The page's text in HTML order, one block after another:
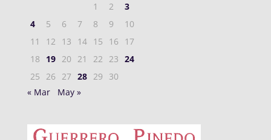
1
2
3
4
5 6 7 8 9
10
11
12 13 14 15 16
17
18
19 20 21 22 23 24
25
26 27 28 29
30
« Mar
May »